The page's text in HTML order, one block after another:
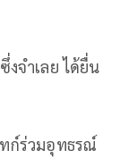
จำเลย ได้ยื่น
ก์ร่วมอุทธรณ์